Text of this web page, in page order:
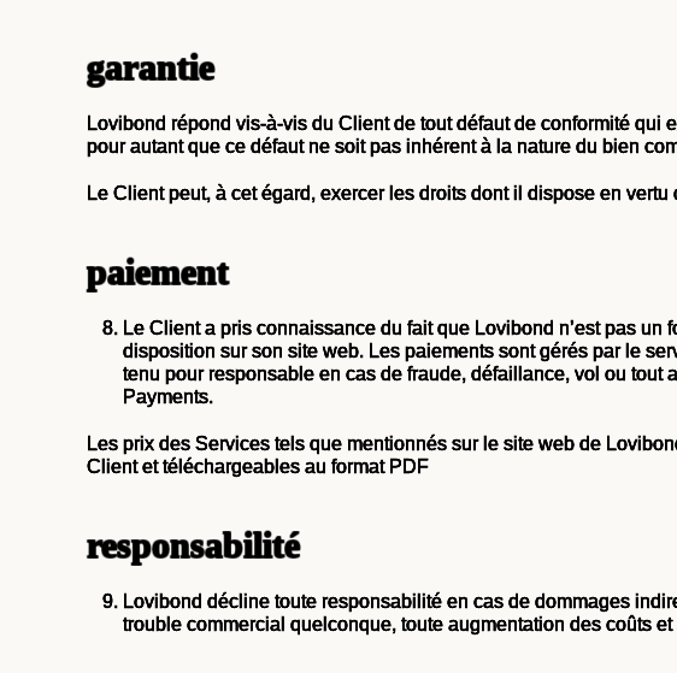
garantie
Lovibond répond vis-à-vis du Client de tout défaut de conformité
pour autant que ce défaut ne soit pas inhérent à la nature du bien
Le Client peut, à cet égard, exercer les droits dont il dispose en vertu
paiement
Le Client a pris connaissance du fait que Lovibond n’est pas
disposition sur son site web. Les paiements sont gérés par le
tenu pour responsable en cas de fraude, défaillance, vol ou
Payments.
Les prix des Services tels que mentionnés sur le site web de
Client et téléchargeables au format PDF
responsabilité
Lovibond décline toute responsabilité en cas de dommages
trouble commercial quelconque, toute augmentation des coûts